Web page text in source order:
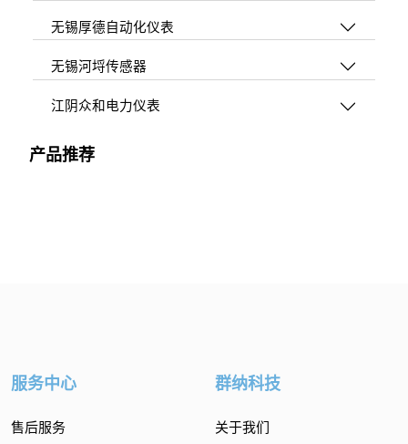
无锡厚德自动化仪表
无锡河埒传感器
江阴众和电力仪表
产品推荐
服务中心
售后服务
群纳科技
关于我们